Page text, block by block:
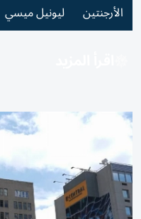
الأرجنتين ليونيل ميسي